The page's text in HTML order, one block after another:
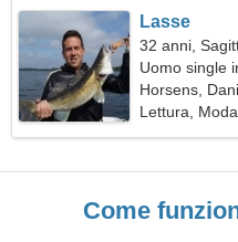
Lasse
32 anni,
Uomo single
Horsens,
Lettura, Moda
Come